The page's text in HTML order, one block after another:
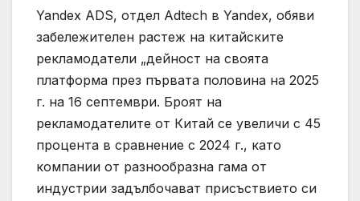
Yandex ADS, отдел Adtech в Yandex, обяви
забележителен растеж на китайските
рекламодатели „дейност на своята
платформа през първата половина на 2025
г. на 16 септември. Броят на
рекламодателите от Китай се увеличи с 45
процента в сравнение с 2024 г., като
компании от разнообразна гама от
индустрии задълбочават присъствието си